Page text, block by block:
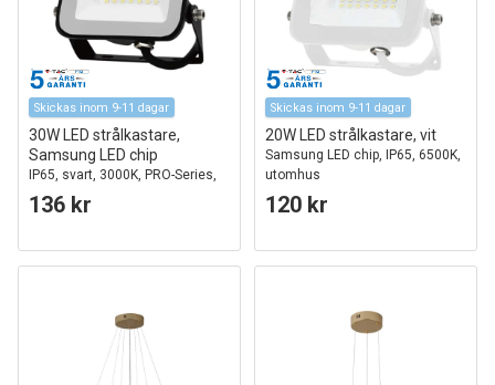
Skickas inom 9-11 dagar
30W LED strålkastare,
Samsung LED chip
IP65, svart, 3000K, PRO-Series,
utomhus
136 kr
Skickas inom 9-11 dagar
20W LED strålkastare, vit
Samsung LED chip, IP65, 6500K,
utomhus
120 kr